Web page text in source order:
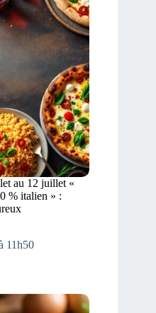
au 12 juillet «
% italien » :
11h50